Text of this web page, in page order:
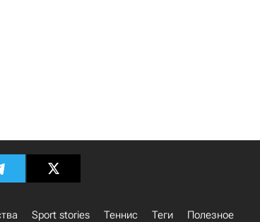
Sport stories Теннис Теги
Полезное